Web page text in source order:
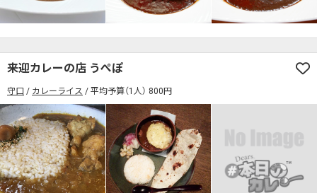
来迎カレーの店 うぺぽ
守口 カレーライス 平均予算（1人） 800円